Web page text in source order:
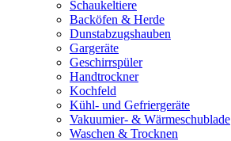
Schaukeltiere
Backöfen & Herde
Dunstabzugshauben
Gargeräte
Geschirrspüler
Handtrockner
Kochfeld
Kühl- und Gefriergeräte
Vakuumier- & Wärmeschublade
Waschen & Trocknen